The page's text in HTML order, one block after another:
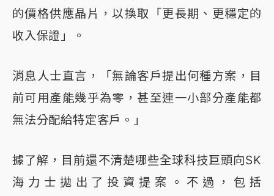
的價格供應晶片，以換取「更長期、更穩定的
收入保證」。
消息人士直言，「無論客戶提出何種方案，目
前可用產能幾乎為零，甚至連一小部分產能都
無法分配給特定客戶。」
據了解，目前還不清楚哪些全球科技巨頭向SK
海力士拋出了投資提案。不過，包括